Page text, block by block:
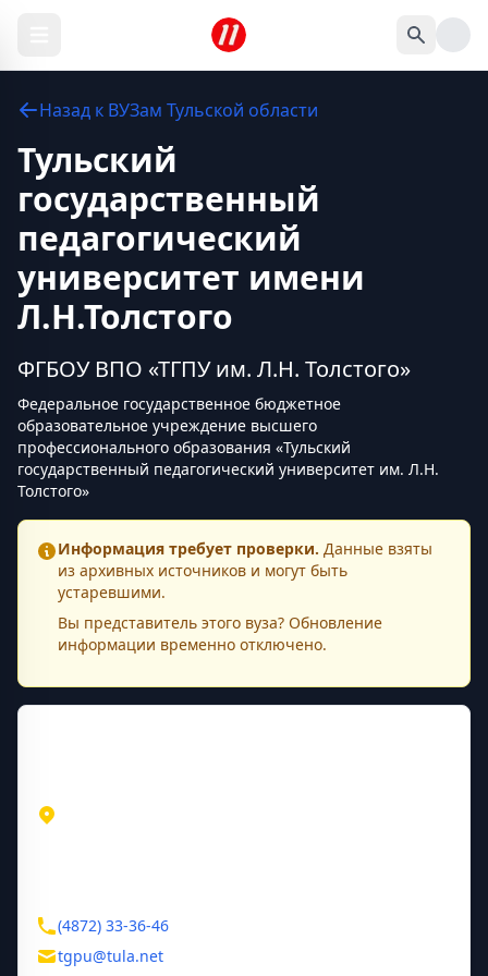
Назад к ВУЗам Тульской области
Тульский
государственный
педагогический
университет имени
Л.Н.Толстого
ФГБОУ ВПО «ТГПУ им. Л.Н. Толстого»
Федеральное государственное бюджетное
образовательное учреждение высшего
профессионального образования «Тульский
государственный педагогический университет им. Л.Н.
Толстого»
Информация требует проверки. Данные взяты
из архивных источников и могут быть
устаревшими.
Вы представитель этого вуза? Обновление
информации временно отключено.
(4872) 33-36-46
tgpu@tula.net